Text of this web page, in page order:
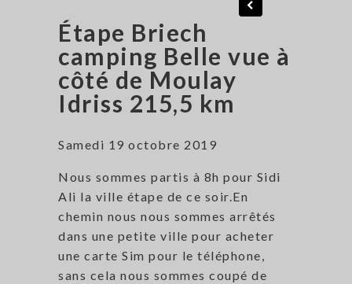
Étape Briech
camping Belle vue à
côté de Moulay
Idriss 215,5 km
Samedi 19 octobre 2019
Nous sommes partis à 8h pour Sidi
Ali la ville étape de ce soir.En
chemin nous nous sommes arrêtés
dans une petite ville pour acheter
une carte Sim pour le téléphone,
sans cela nous sommes coupé de